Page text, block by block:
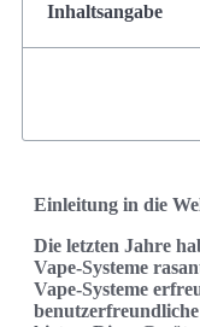
Inhaltsangabe
Einleitung in die
Die letzten Jahre
Vape-Systeme
Vape-Systeme